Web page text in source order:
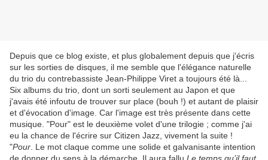
Depuis que ce blog existe, et plus globalement depuis que j'écris
sur les sorties de disques, il me semble que l'élégance naturelle
du trio du contrebassiste Jean-Philippe Viret a toujours été là...
Six albums du trio, dont un sorti seulement au Japon et que
j'avais été infoutu de trouver sur place (bouh !) et autant de plaisir
et d'évocation d'image. Car l'image est très présente dans cette
musique. "Pour" est le deuxième volet d'une trilogie ; comme j'ai
eu la chance de l'écrire sur Citizen Jazz, vivement la suite !
"Pour . Le mot claque comme une solide et galvanisante intention